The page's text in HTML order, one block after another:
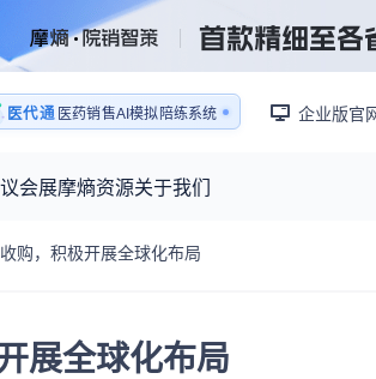
医代通 医药销售AI模拟陪练系统
1:1还原医生拜访场景
企业版官
定制服务
全球药物研发中心
会展摩熵资源关于我们
购，积极开展全球化布局
展全球化布局